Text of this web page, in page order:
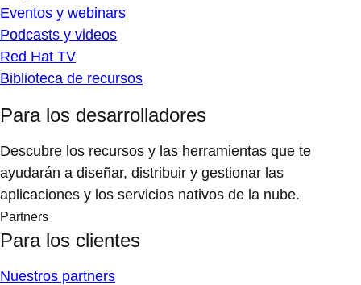
Eventos y webinars
Podcasts y videos
Red Hat TV
Biblioteca de recursos
Para los desarrolladores
Descubre los recursos y las herramientas que te
ayudarán a diseñar, distribuir y gestionar las
aplicaciones y los servicios nativos de la nube.
Partners
Para los clientes
Nuestros partners